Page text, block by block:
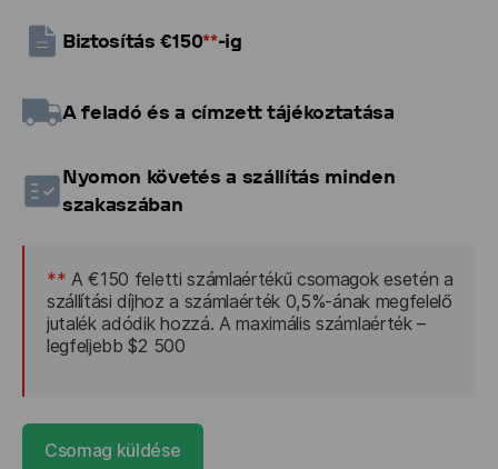
Biztosítás €150**-ig
A feladó és a címzett tájékoztatása
Nyomon követés a szállítás minden
szakaszában
** A €150 feletti számlaértékű csomagok esetén a
szállítási díjhoz a számlaérték 0,5%-ának megfelelő
jutalék adódik hozzá. A maximális számlaérték –
legfeljebb $2 500
Csomag küldése